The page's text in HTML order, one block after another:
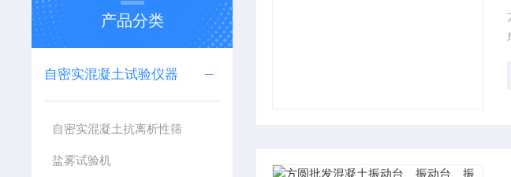
产品分类
自密实混凝土试验仪器
自密实混凝土抗离析性筛
盐雾试验机